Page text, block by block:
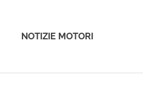
NOTIZIE MOTORI